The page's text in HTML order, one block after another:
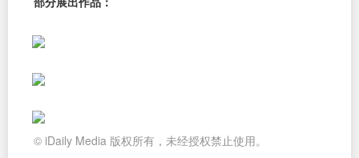
© iDaily Media 版权所有，未经授权禁止使用。